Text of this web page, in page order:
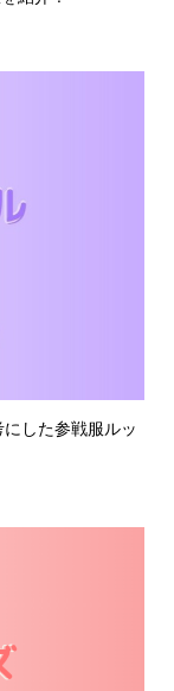
した参戦服ルッ